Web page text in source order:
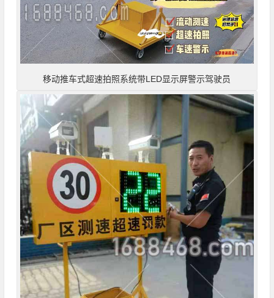
移动推车式超速拍照系统带LED显示屏警示驾驶员